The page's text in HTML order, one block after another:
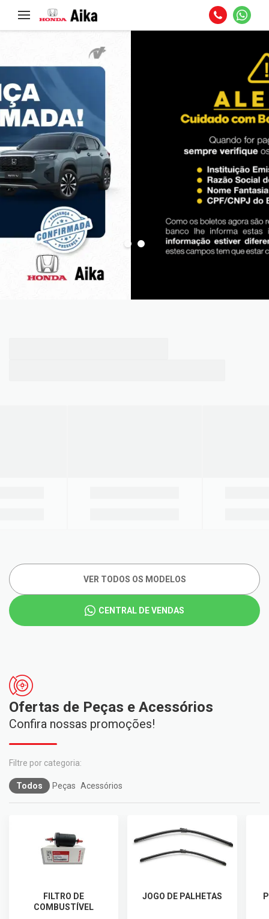
VER TODOS OS MODELOS
CENTRAL DE VENDAS
Ofertas de Peças e Acessórios
Confira nossas promoções!
Todos Peças Acessórios
FILTRO DE
COMBUSTÍVEL
JOGO DE PALHETAS